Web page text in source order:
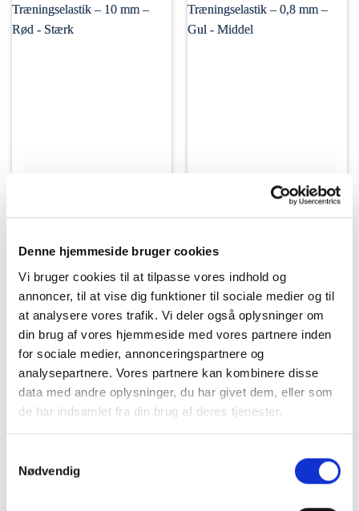
Denne hjemmeside bruger cookies
Vi bruger cookies til at tilpasse vores indhold og
annoncer, til at vise dig funktioner til sociale medier og til
at analysere vores trafik. Vi deler også oplysninger om
din brug af vores hjemmeside med vores partnere inden
for sociale medier, annonceringspartnere og
analysepartnere. Vores partnere kan kombinere disse
data med andre oplysninger, du har givet dem, eller som
de har indsamlet fra din brug af deres tjenester.
Nødvendig
– Rød – Stærk
49,00kr.
TILFØJ TIL KURV
Booty Band
Træningselastik – 0,8 mm
– Gul – Middel
39,00kr.